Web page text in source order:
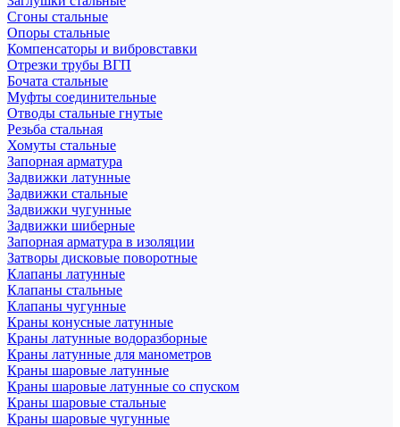
Сгоны стальные
Опоры стальные
Компенсаторы и вибровставки
Отрезки трубы ВГП
Бочата стальные
Муфты соединительные
Отводы стальные гнутые
Резьба стальная
Хомуты стальные
Запорная арматура
Задвижки латунные
Задвижки стальные
Задвижки чугунные
Задвижки шиберные
Запорная арматура в изоляции
Затворы дисковые поворотные
Клапаны латунные
Клапаны стальные
Клапаны чугунные
Краны конусные латунные
Краны латунные водоразборные
Краны латунные для манометров
Краны шаровые латунные
Краны шаровые латунные со спуском
Краны шаровые стальные
Краны шаровые чугунные